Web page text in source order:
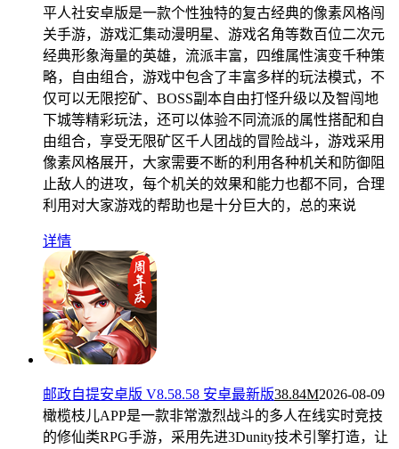
平人社安卓版是一款个性独特的复古经典的像素风格闯
关手游，游戏汇集动漫明星、游戏名角等数百位二次元
经典形象海量的英雄，流派丰富，四维属性演变千种策
略，自由组合，游戏中包含了丰富多样的玩法模式，不
仅可以无限挖矿、BOSS副本自由打怪升级以及智闯地
下城等精彩玩法，还可以体验不同流派的属性搭配和自
由组合，享受无限矿区千人团战的冒险战斗，游戏采用
像素风格展开，大家需要不断的利用各种机关和防御阻
止敌人的进攻，每个机关的效果和能力也都不同，合理
利用对大家游戏的帮助也是十分巨大的，总的来说
详情
邮政自提安卓版 V8.58.58 安卓最新版38.84M2026-08-09
橄榄枝儿APP是一款非常激烈战斗的多人在线实时竞技
的修仙类RPG手游，采用先进3Dunity技术引擎打造，让